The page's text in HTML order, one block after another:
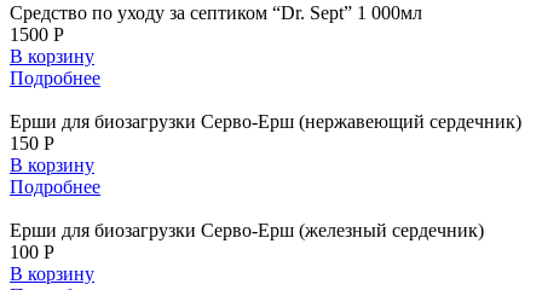
Средство по уходу за септиком “Dr. Sept” 1 000мл
1500 Р
В корзину
Подробнее
Ерши для биозагрузки Серво-Ерш (нержавеющий сердечник)
150 Р
В корзину
Подробнее
Ерши для биозагрузки Серво-Ерш (железный сердечник)
100 Р
В корзину